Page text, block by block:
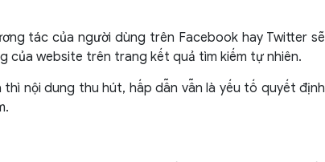
tác của người dùng trên Facebook hay Twitter sẽ
của website trên trang kết quả tìm kiếm tự nhiên.
thì nội dung thu hút, hấp dẫn vẫn là yếu tố quyết định